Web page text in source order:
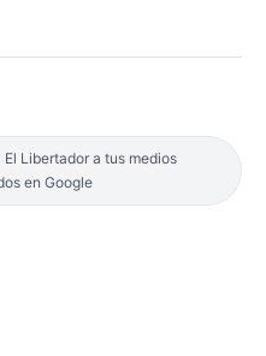
El Libertador a tus medios
en Google